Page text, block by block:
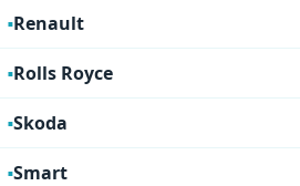
Renault
Rolls Royce
Skoda
Smart